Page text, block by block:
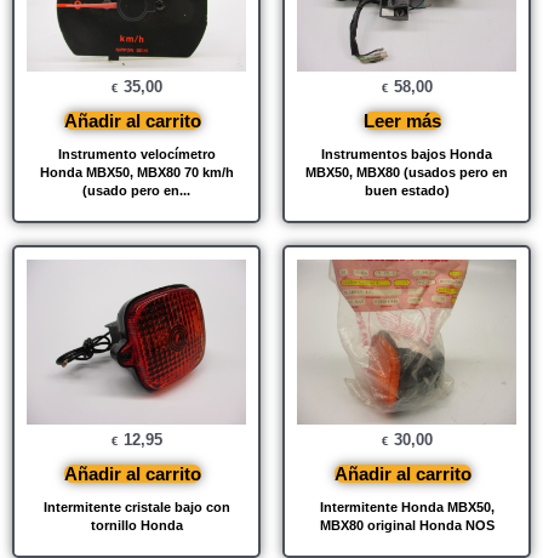
Instrumento velocímetro
Honda MBX50, MBX80 70 km/h
(usado pero en...
€ 35,00
Añadir al carrito
Instrumentos bajos Honda
MBX50, MBX80 (usados ​​pero en
buen estado)
€ 58,00
Leer más
Intermitente cristale bajo con
tornillo Honda
€ 12,95
Añadir al carrito
Intermitente Honda MBX50,
MBX80 original Honda NOS
€ 30,00
Añadir al carrito